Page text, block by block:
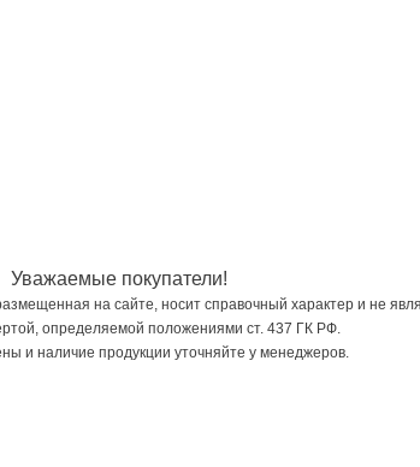
Уважаемые покупатели!
на сайте, носит справочный характер и не
определяемой положениями ст. 437 ГК РФ.
и наличие продукции уточняйте у менеджеров.